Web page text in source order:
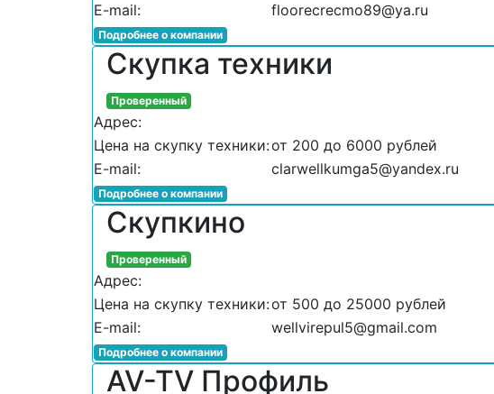
E-mail:
floorecrecmo89@ya.ru
Подробнее о компании
Скупка техники
Проверенный
Адрес:
Цена на скупку техники:от 200 до 6000 рублей
E-mail:
clarwellkumga5@yandex.ru
Подробнее о компании
Скупкино
Проверенный
Адрес:
Цена на скупку техники:от 500 до 25000 рублей
E-mail:
wellvirepul5@gmail.com
Подробнее о компании
AV-TV Профиль